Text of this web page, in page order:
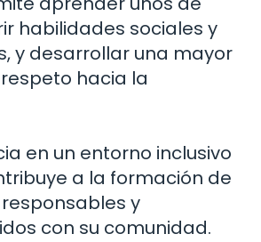
habilidades sociales y
y desarrollar una mayor
hacia la
en un entorno inclusivo
a la formación de
y
con su comunidad.